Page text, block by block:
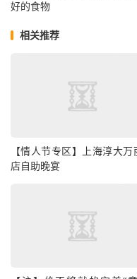
好的食物
相关推荐
【情人节专区】上海淳大万
店自助晚宴